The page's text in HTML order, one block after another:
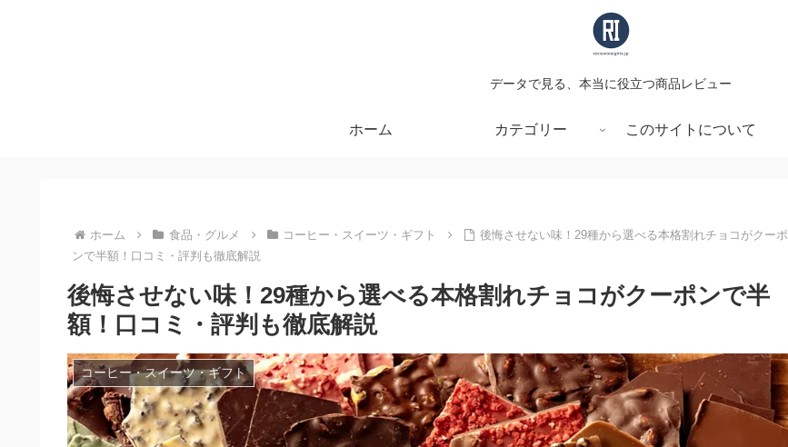
データで見る、本当に役立つ商品レビュー
ホーム カテゴリー このサイトについて
ホーム 食品・グルメ コーヒー・スイーツ・ギフト
後悔させない味！29種から選べる本格割れチョコがクーポ
ンで半額！口コミ・評判も徹底解説
後悔させない味！29種から選べる本格割れチョコがクーポンで半
額！口コミ・評判も徹底解説
コーヒー・スイーツ・ギフト